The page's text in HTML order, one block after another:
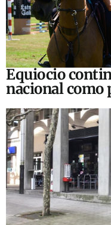
Equiocio
nacional como